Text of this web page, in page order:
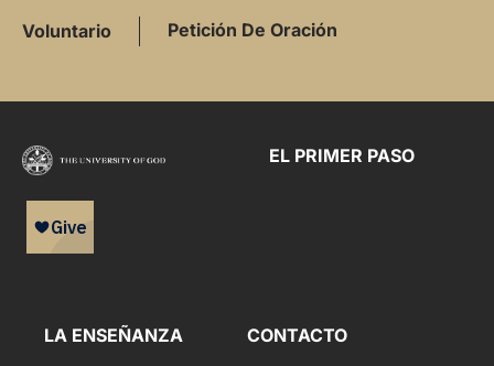
Voluntario Petición De Oración
EL PRIMER PASO
LA ENSEÑANZA CONTACTO